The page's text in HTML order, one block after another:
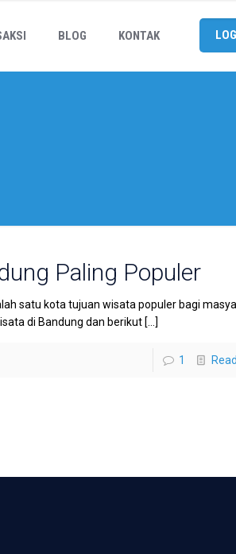
BLOG KONTAK
Paling Populer
satu kota tujuan wisata populer bagi
di Bandung dan berikut[…]
1